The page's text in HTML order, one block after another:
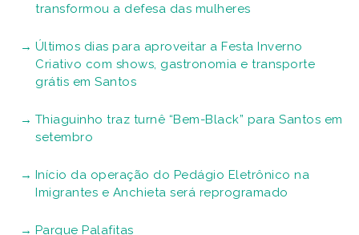
transformou a defesa das mulheres
Últimos dias para aproveitar a Festa Inverno
Criativo com shows, gastronomia e transporte
grátis em Santos
Thiaguinho traz turnê “Bem-Black” para Santos em
setembro
Início da operação do Pedágio Eletrônico na
Imigrantes e Anchieta será reprogramado
Parque Palafitas